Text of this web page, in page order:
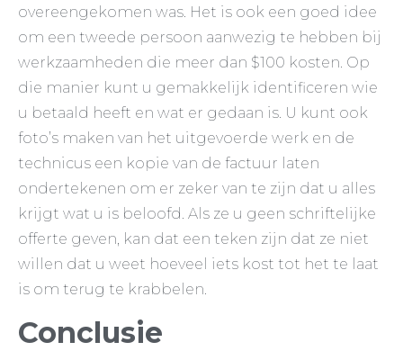
overeengekomen was. Het is ook een goed idee
om een tweede persoon aanwezig te hebben bij
werkzaamheden die meer dan $100 kosten. Op
die manier kunt u gemakkelijk identificeren wie
u betaald heeft en wat er gedaan is. U kunt ook
foto’s maken van het uitgevoerde werk en de
technicus een kopie van de factuur laten
ondertekenen om er zeker van te zijn dat u alles
krijgt wat u is beloofd. Als ze u geen schriftelijke
offerte geven, kan dat een teken zijn dat ze niet
willen dat u weet hoeveel iets kost tot het te laat
is om terug te krabbelen.
Conclusie